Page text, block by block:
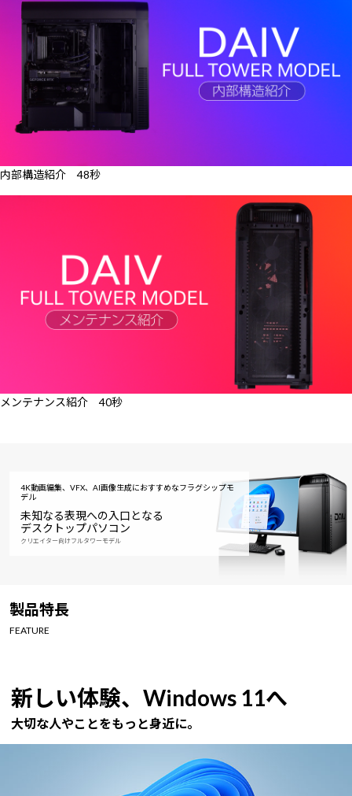
内部構造紹介 48秒
メンテナンス紹介 40秒
4K動画編集、VFX、AI画像生成におすすめなフラグシップモ
デル
未知なる表現への入口となる
デスクトップパソコン
クリエイター向けフルタワーモデル
製品特長
FEATURE
新しい体験、Windows 11へ
大切な人やことをもっと身近に。